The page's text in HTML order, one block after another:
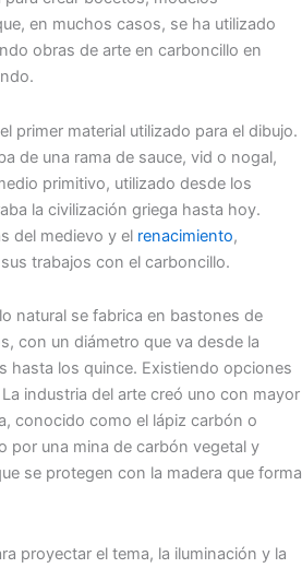
en muchos casos, se ha utilizado
obras de arte en carboncillo en
primer material utilizado para el dibujo.
de una rama de sauce, vid o nogal,
primitivo, utilizado desde los
la civilización griega hasta hoy.
del medievo y el renacimiento,
trabajos con el carboncillo.
natural se fabrica en bastones de
con un diámetro que va desde la
hasta los quince. Existiendo opciones
industria del arte creó uno con mayor
conocido como el lápiz carbón o
por una mina de carbón vegetal y
se protegen con la madera que forma
proyectar el tema, la iluminación y la